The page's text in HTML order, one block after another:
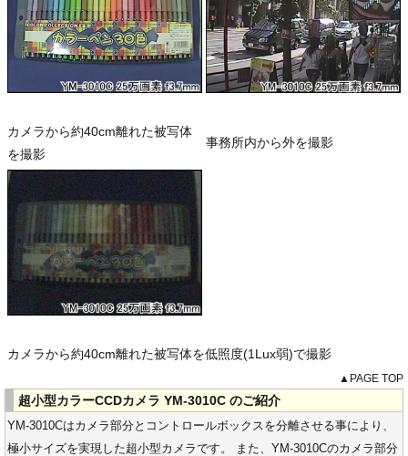
カメラから約40cm離れた被写体
を撮影
事務所内から外を撮影
カメラから約40cm離れた被写体を低照度(1Lux弱)で撮影
▲PAGE TOP
超小型カラーCCDカメラ YM-3010C のご紹介
YM-3010Cはカメラ部分とコントロールボックスを分離させる事により、
極小サイズを実現した超小型カメラです。 また、YM-3010Cのカメラ部分